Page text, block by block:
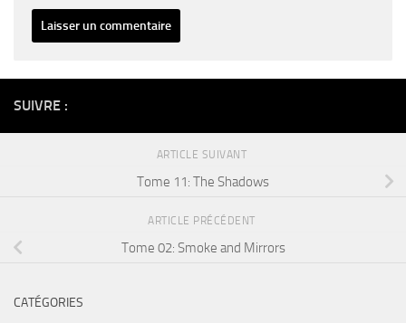
SUIVRE :
ARTICLE SUIVANT
Tome 11: The Shadows
ARTICLE PRÉCÉDENT
Tome 02: Smoke and Mirrors
CATÉGORIES